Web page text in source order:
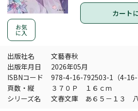
お気
に入
カート
出版社名
文藝春秋
出版年月日
2026年05月
ISBNコード
978-4-16-792503-1（4-16-
頁数・縦
３７０Ｐ １６ｃｍ
シリーズ名
文春文庫 あ６５－１３